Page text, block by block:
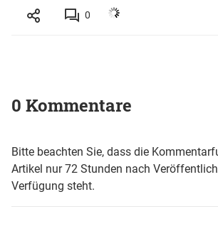
0
0 Kommentare
Bitte beachten Sie, dass die
Artikel nur 72 Stunden nach
Verfügung steht.